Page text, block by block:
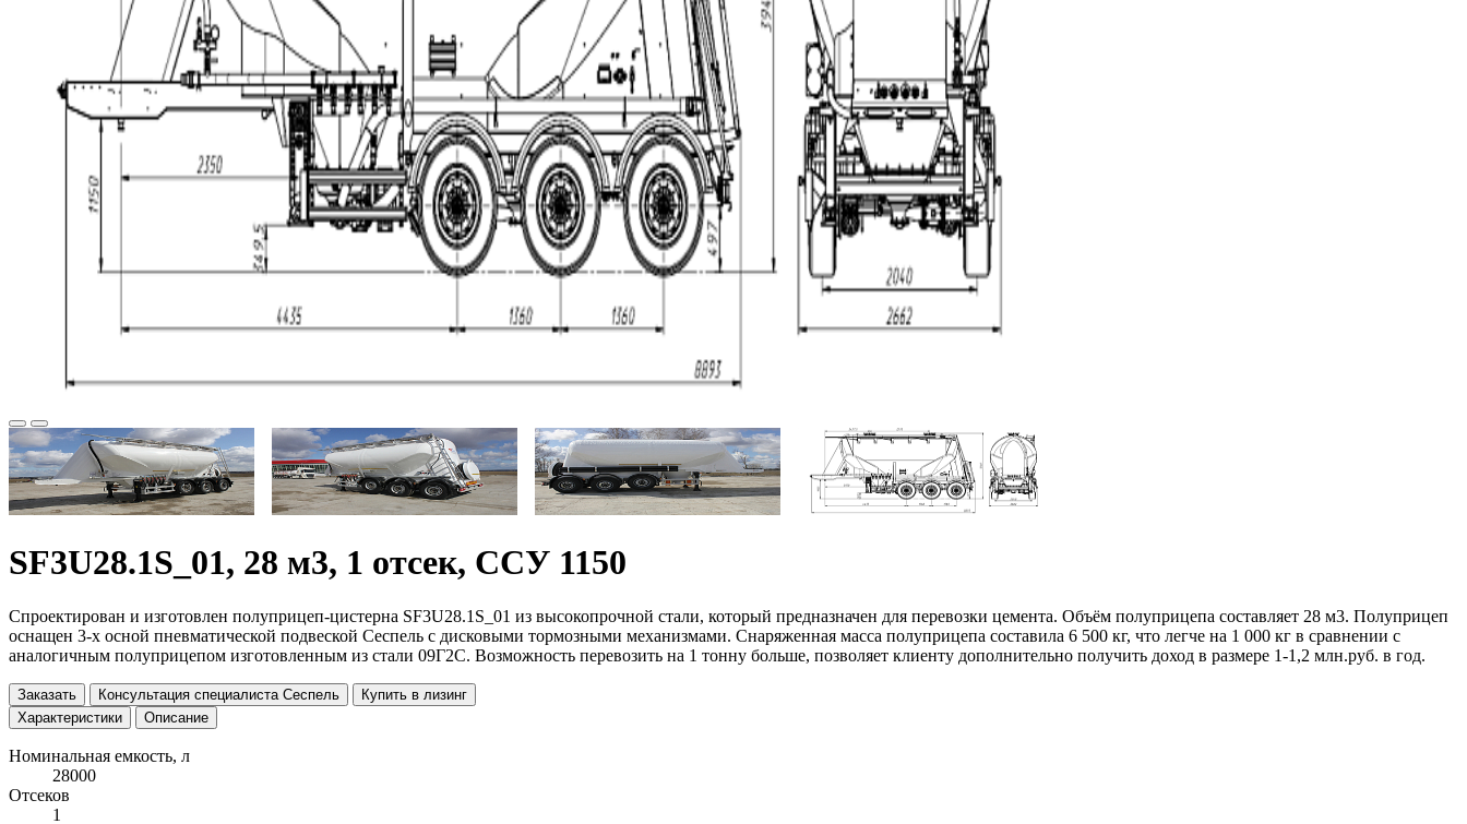
SF3U28.1S_01, 28 м3, 1 отсек, ССУ 1150
Cпроектирован и изготовлен полуприцеп-цистерна SF3U28.1S_01 из высокопрочной стали, который предназначен для перевозки цемента. Объём полуприцепа составляет 28 м3. Полуприцеп
оснащен 3-х осной пневматической подвеской Сеспель с дисковыми тормозными механизмами. Снаряженная масса полуприцепа составила 6 500 кг, что легче на 1 000 кг в сравнении с
аналогичным полуприцепом изготовленным из стали 09Г2С. Возможность перевозить на 1 тонну больше, позволяет клиенту дополнительно получить доход в размере 1-1,2 млн.руб. в год.
Заказать Консультация специалиста Сеспель
Купить в лизинг
Характеристики
Описание
Номинальная емкость, л
28000
Отсеков
1